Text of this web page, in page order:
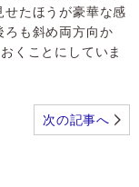
せたほうが豪華な感
ろも斜め両方向か
くことにしていま
次の記事へ